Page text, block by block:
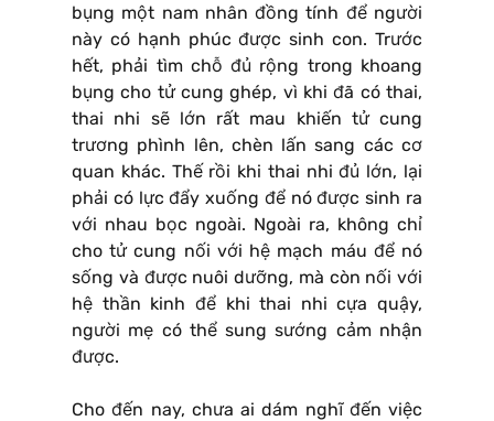
bụng một nam nhân đồng tính để người
này có hạnh phúc được sinh con. Trước
hết, phải tìm chỗ đủ rộng trong khoang
bụng cho tử cung ghép, vì khi đã có thai,
thai nhi sẽ lớn rất mau khiến tử cung
trương phình lên, chèn lấn sang các cơ
quan khác. Thế rồi khi thai nhi đủ lớn, lại
phải có lực đẩy xuống để nó được sinh ra
với nhau bọc ngoài. Ngoài ra, không chỉ
cho tử cung nối với hệ mạch máu để nó
sống và được nuôi dưỡng, mà còn nối với
hệ thần kinh để khi thai nhi cựa quậy,
người mẹ có thể sung sướng cảm nhận
được.
Cho đến nay, chưa ai dám nghĩ đến việc